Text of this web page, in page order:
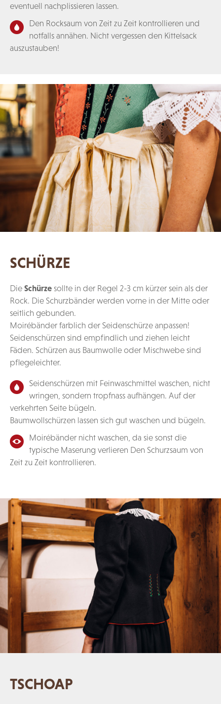
eventuell nachplissieren lassen.
Den Rocksaum von Zeit zu Zeit kontrollieren und
notfalls annähen. Nicht vergessen den Kittelsack
auszustauben!
SCHÜRZE
Die Schürze sollte in der Regel 2-3 cm kürzer sein als der
Rock. Die Schurzbänder werden vorne in der Mitte oder
seitlich gebunden.
Moirébänder farblich der Seidenschürze anpassen!
Seidenschürzen sind empfindlich und ziehen leicht
Fäden. Schürzen aus Baumwolle oder Mischwebe sind
pflegeleichter.
Seidenschürzen mit Feinwaschmittel waschen, nicht
wringen, sondern tropfnass aufhängen. Auf der
verkehrten Seite bügeln.
Baumwollschürzen lassen sich gut waschen und bügeln.
Moirébänder nicht waschen, da sie sonst die
typische Maserung verlieren Den Schurzsaum von
Zeit zu Zeit kontrollieren.
TSCHOAP